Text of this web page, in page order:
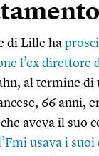
di Lille ha
l’ex direttore
al termine di
66 anni,
aveva il suo
usava i